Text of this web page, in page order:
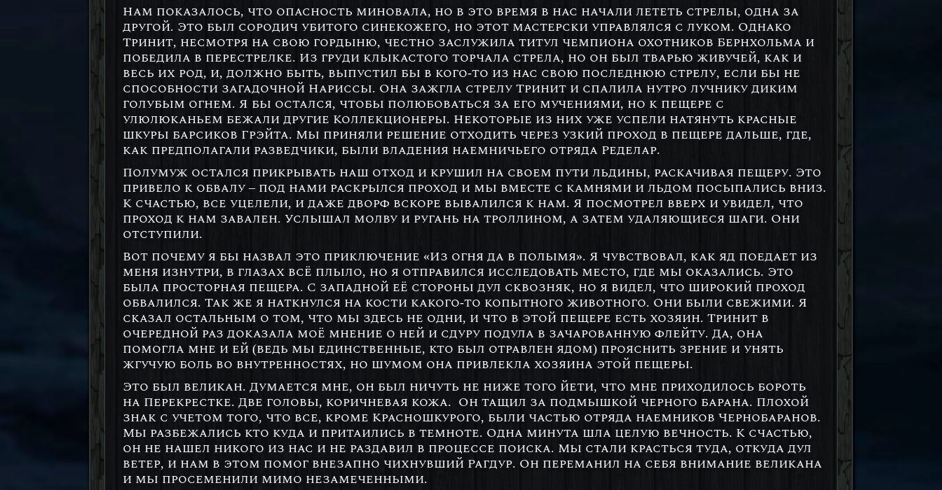
Нам показалось, что опасность миновала, но в это время в нас начали лететь стрелы, одна за
другой. Это был сородич убитого синекожего, но этот мастерски управлялся с луком. Однако
Тринит, несмотря на свою гордыню, честно заслужила титул чемпиона охотников Бернхольма и
победила в перестрелке. Из груди клыкастого торчала стрела, но он был тварью живучей, как и
весь их род, и, должно быть, выпустил бы в кого-то из нас свою последнюю стрелу, если бы не
способности загадочной Нариссы. Она зажгла стрелу Тринит и спалила нутро лучнику диким
голубым огнем. Я бы остался, чтобы полюбоваться за его мучениями, но к пещере с
улюлюканьем бежали другие Коллекционеры. Некоторые из них уже успели натянуть красные
шкуры барсиков Грэйта. Мы приняли решение отходить через узкий проход в пещере дальше, где,
как предполагали разведчики, были владения наемничьего отряда Ределар.
Полумуж остался прикрывать наш отход и крушил на своем пути льдины, раскачивая пещеру. Это
привело к обвалу – под нами раскрылся проход и мы вместе с камнями и льдом посыпались вниз.
К счастью, все уцелели, и даже дворф вскоре вывалился к нам. Я посмотрел вверх и увидел, что
проход к нам завален. Услышал молву и ругань на троллином, а затем удаляющиеся шаги. Они
отступили.
Вот почему я бы назвал это приключение «Из огня да в полымя». Я чувствовал, как яд поедает из
меня изнутри, в глазах всё плыло, но я отправился исследовать место, где мы оказались. Это
была просторная пещера. С западной её стороны дул сквозняк, но я видел, что широкий проход
обвалился. Так же я наткнулся на кости какого-то копытного животного. Они были свежими. Я
сказал остальным о том, что мы здесь не одни, и что в этой пещере есть хозяин. Тринит в
очередной раз доказала моё мнение о ней и сдуру подула в зачарованную флейту. Да, она
помогла мне и ей (ведь мы единственные, кто был отравлен ядом) прояснить зрение и унять
жгучую боль во внутренностях, но шумом она привлекла хозяина этой пещеры.
Это был великан. Думается мне, он был ничуть не ниже того йети, что мне приходилось бороть
на Перекрестке. Две головы, коричневая кожа. Он тащил за подмышкой черного барана. Плохой
знак с учетом того, что все, кроме Красношкурого, были частью отряда наемников Чернобаранов.
Мы разбежались кто куда и притаились в темноте. Одна минута шла целую вечность. К счастью,
он не нашел никого из нас и не раздавил в процессе поиска. Мы стали красться туда, откуда дул
ветер, и нам в этом помог внезапно чихнувший Рагдур. Он переманил на себя внимание великана
и мы просеменили мимо незамеченными.